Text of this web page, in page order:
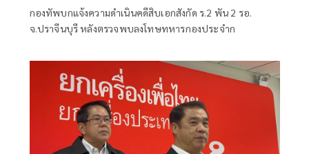
กองทัพบกแจ้งความดำเนินคดีสิบเอกสังกัด ร.2 พัน 2 รอ.
จ.ปราจีนบุรี หลังตรวจพบลงโทษทหารกองประจำก